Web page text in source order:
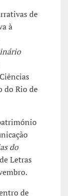
de
à
do Rio de
do
Letras
de